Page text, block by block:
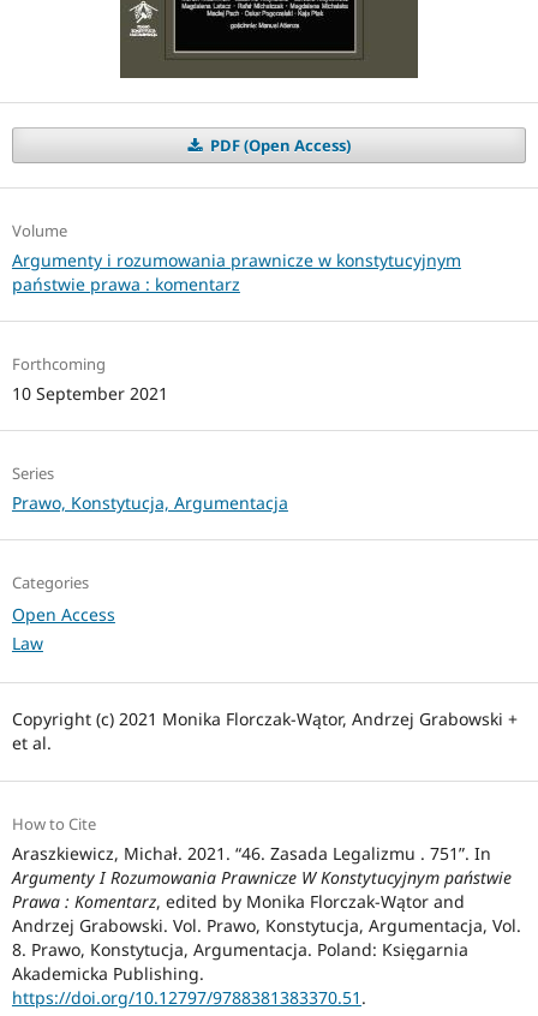
PDF (Open Access)
Volume
Argumenty i rozumowania prawnicze w konstytucyjnym
państwie prawa : komentarz
Forthcoming
10 September 2021
Series
Prawo, Konstytucja, Argumentacja
Categories
Open Access
Law
Copyright (c) 2021 Monika Florczak-Wątor, Andrzej Grabowski +
et al.
How to Cite
Araszkiewicz, Michał. 2021. “46. Zasada Legalizmu . 751”. In
Argumenty I Rozumowania Prawnicze W Konstytucyjnym państwie
Prawa : Komentarz, edited by Monika Florczak-Wątor and
Andrzej Grabowski. Vol. Prawo, Konstytucja, Argumentacja, Vol.
8. Prawo, Konstytucja, Argumentacja. Poland: Księgarnia
Akademicka Publishing.
https://doi.org/10.12797/9788381383370.51 .